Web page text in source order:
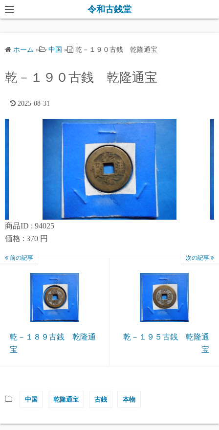
コ
ン
ス
プ
令和古銭堂
ホーム » 中国 » 乾－１９０古銭 乾隆通宝
乾－１９０古銭 乾隆通宝
2025-08-31
商品ID : 94025
価格 : 370 円
前の記事
乾－１８９古銭 乾隆通
宝
次の記事
乾－１９５古銭 乾隆通
宝
中国 乾隆通宝 古銭 本物